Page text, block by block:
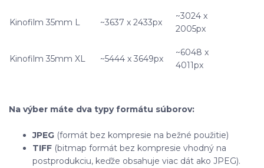
Kinofilm 35mm L ~3637 x 2433px
~3024 x
2005px
Kinofilm 35mm XL ~5444 x 3649px
~6048 x
4011px
Na výber máte dva typy formátu súborov:
JPEG (formát bez kompresie na bežné použitie)
TIFF (bitmap formát bez kompresie vhodný na
postprodukciu, keďže obsahuje viac dát ako JPEG).